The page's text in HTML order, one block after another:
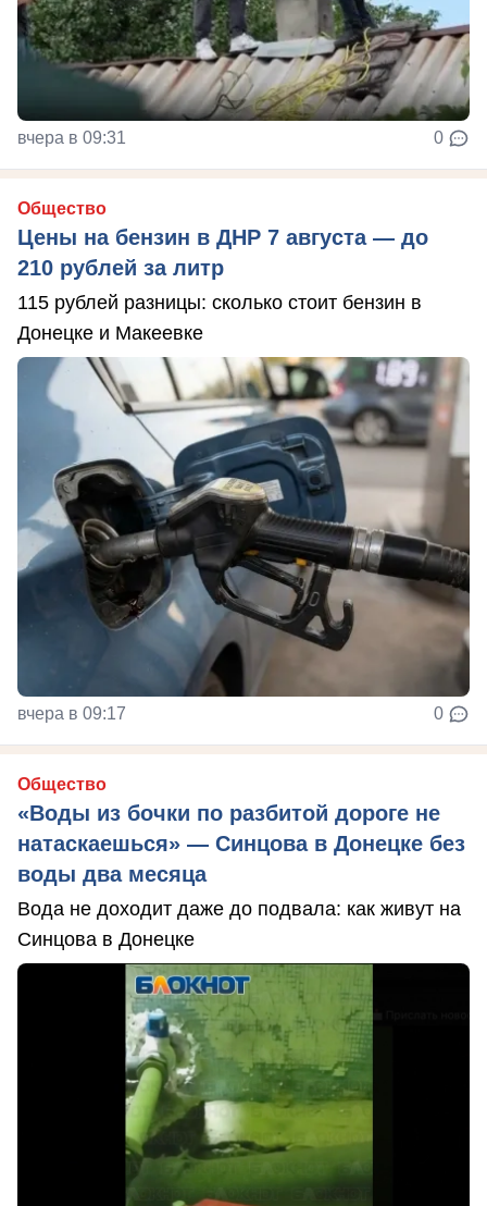
вчера в 09:31 0
Общество
Цены на бензин в ДНР 7 августа — до
210 рублей за литр
115 рублей разницы: сколько стоит бензин в
Донецке и Макеевке
вчера в 09:17 0
Общество
«Воды из бочки по разбитой дороге не
натаскаешься» — Синцова в Донецке без
воды два месяца
Вода не доходит даже до подвала: как живут на
Синцова в Донецке